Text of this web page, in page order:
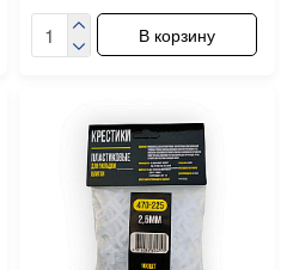
В корзину